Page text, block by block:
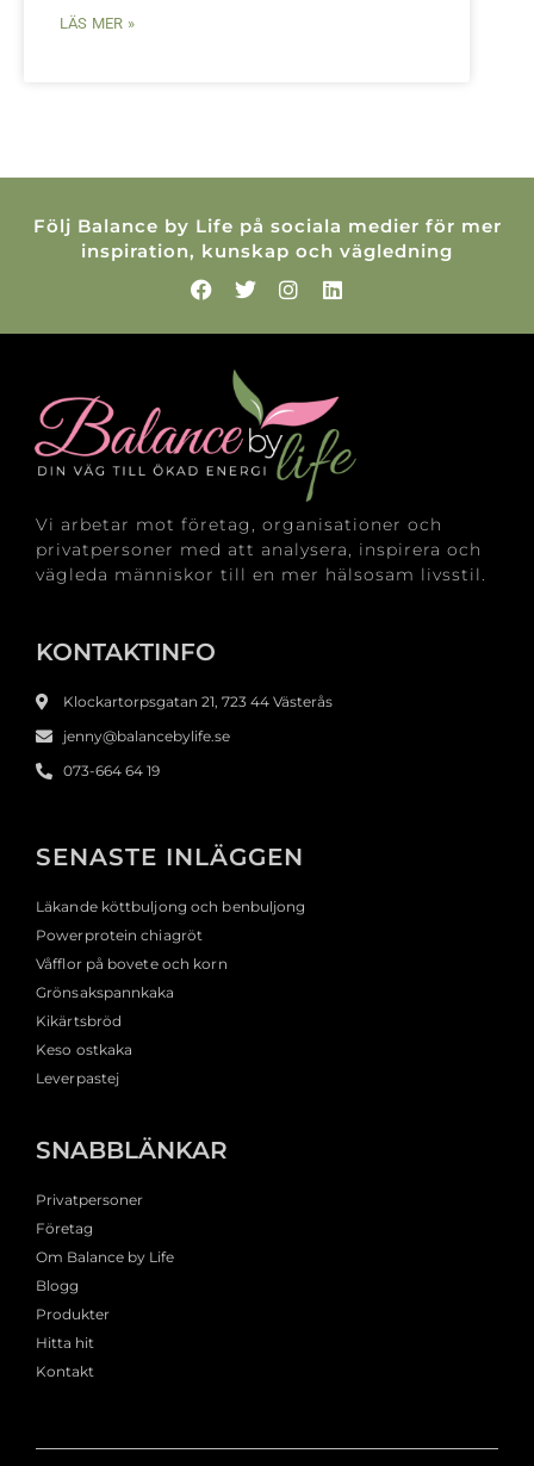
LÄS MER »
Följ Balance by Life på sociala medier för mer
inspiration, kunskap och vägledning
Vi arbetar mot företag, organisationer och
privatpersoner med att analysera, inspirera och
vägleda människor till en mer hälsosam livsstil.
KONTAKTINFO
Klockartorpsgatan 21, 723 44 Västerås
jenny@balancebylife.se
073-664 64 19
SENASTE INLÄGGEN
Läkande köttbuljong och benbuljong
Powerprotein chiagröt
Våfflor på bovete och korn
Grönsakspannkaka
Kikärtsbröd
Keso ostkaka
Leverpastej
SNABBLÄNKAR
Privatpersoner
Företag
Om Balance by Life
Blogg
Produkter
Hitta hit
Kontakt